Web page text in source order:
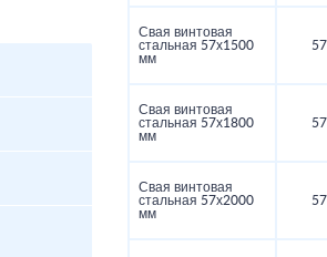
Свая винтовая
стальная 57х1500
мм
57
Свая винтовая
стальная 57х1800
мм
57
Свая винтовая
стальная 57х2000
мм
57